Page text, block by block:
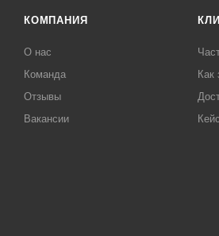
КОМПАНИЯ
О нас
Команда
Отзывы
Вакансии
Как